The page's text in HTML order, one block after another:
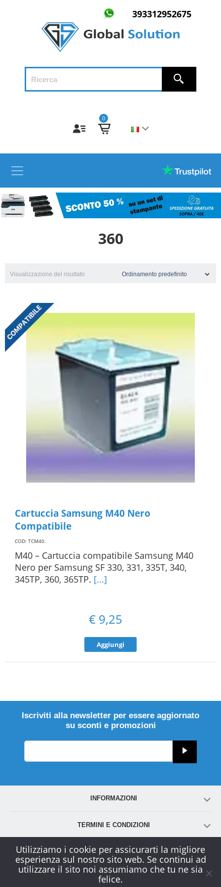
393312952675
0
360
Visualizzazione del risultato
Cartuccia Samsung M40 Nero
Compatibile
COD: TCM40.
M40 – Cartuccia compatibile Samsung M40
Nero per Samsung SF 330, 331, 335T, 340,
345TP, 360, 365TP. [...]
€ 9,25
Aggiungi
Iscriviti alla newsletter per essere aggiornato
su sconti e promozioni
INFORMAZIONI
TERMINI E CONDIZIONI
ACCOUNT
SERVIZIO CLIENTI
Utilizziamo i cookie per assicurarti la migliore
esperienza sul nostro sito web. Se continui ad
utilizzare il sito noi assumiamo che tu ne sia
felice.